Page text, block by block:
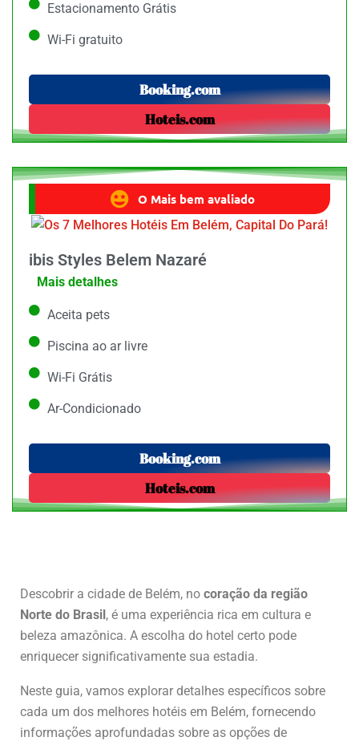
Estacionamento Grátis
Wi-Fi gratuito
Booking.com
Hoteis.com
O Mais bem avaliado
ibis Styles Belem Nazaré
Aceita pets
Piscina ao ar livre
Wi-Fi Grátis
Ar-Condicionado
Mais detalhes
Booking.com
Hoteis.com
Descobrir a cidade de Belém, no coração da região
Norte do Brasil, é uma experiência rica em cultura e
beleza amazônica. A escolha do hotel certo pode
enriquecer significativamente sua estadia.
Neste guia, vamos explorar detalhes específicos sobre
cada um dos melhores hotéis em Belém, fornecendo
informações aprofundadas sobre as opções de